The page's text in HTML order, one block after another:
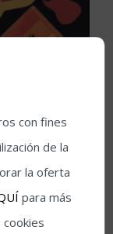
el
cerrado
con fines
de la
la oferta
para más